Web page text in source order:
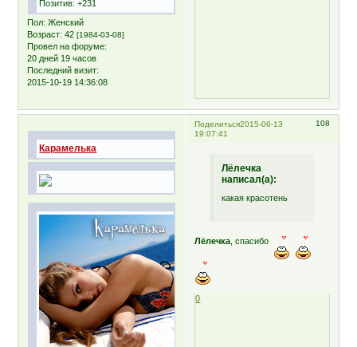
Позитив: +231
Пол: Женский
Возраст: 42[1984-03-08]
Провел на форуме:
20 дней 19 часов
Последний визит:
2015-10-19 14:36:08
Поделиться 108
2015-06-13
19:07:41
Карамелька
Лёлечка
написал(а):
какая красотень
Лёлечка , спасибо
0